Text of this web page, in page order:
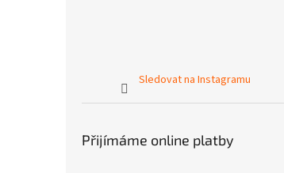
Sledovat na Instagramu
Přijímáme online platby